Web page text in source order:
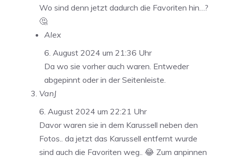
Wo sind denn jetzt dadurch die Favoriten hin…?
🤔
Alex
6. August 2024 um 21:36 Uhr
Da wo sie vorher auch waren. Entweder
abgepinnt oder in der Seitenleiste.
VanJ
6. August 2024 um 22:21 Uhr
Davor waren sie in dem Karussell neben den
Fotos.. da jetzt das Karussell entfernt wurde
sind auch die Favoriten weg.. 😂 Zum anpinnen